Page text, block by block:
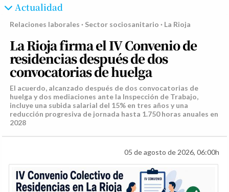
Actualidad
Relaciones laborales · Sector sociosanitario · La Rioja
La Rioja firma el IV Convenio de
residencias después de dos
convocatorias de huelga
El acuerdo, alcanzado después de dos convocatorias de
huelga y dos mediaciones ante la Inspección de Trabajo,
incluye una subida salarial del 15% en tres años y una
reducción progresiva de jornada hasta 1.750 horas anuales en
2028
05 de agosto de 2026, 06:00h